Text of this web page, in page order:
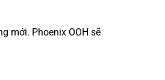
mới. Phoenix OOH sẽ